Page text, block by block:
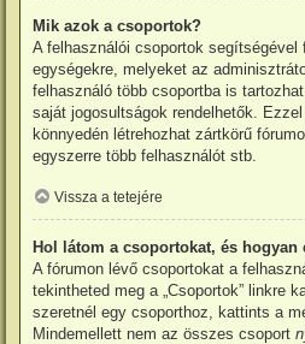
Mik azok a csoportok?
A felhasználói csoportok
egységekre, melyeket az
felhasználó több csoportba is
saját jogosultságok rendelhetők.
könnyedén létrehozhat zártkörű
egyszerre több felhasználót stb.
Vissza a tetejére
Hol látom a csoportokat, és hogyan
A fórumon lévő csoportokat a
tekintheted meg a „Csoportok” linkre
szeretnél egy csoporthoz, kattints a
Mindemellett nem az összes csoport